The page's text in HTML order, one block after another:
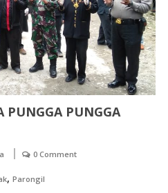
PUNGGA PUNGGA
0 Comment
, Parongil